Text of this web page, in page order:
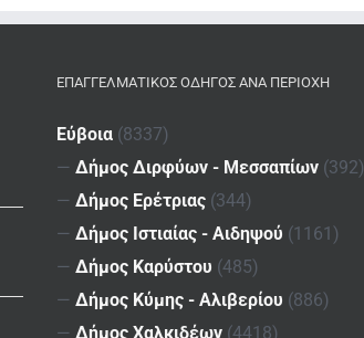
ΕΠΑΓΓΕΛΜΑΤΙΚΌΣ ΟΔΗΓΌΣ ΑΝΆ ΠΕΡΙΟΧΉ
Εύβοια (8337)
— Δήμος Διρφύων - Μεσσαπίων (392)
— Δήμος Ερέτριας (344)
— Δήμος Ιστιαίας - Αιδηψού (1161)
— Δήμος Καρύστου (485)
— Δήμος Κύμης - Αλιβερίου (886)
— Δήμος Χαλκιδέων (4418)